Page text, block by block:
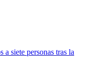
a siete personas tras la